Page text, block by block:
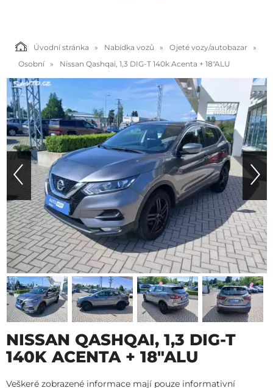
Úvodní stránka Nabídka vozů
Ojeté vozy/autobazar
Osobní
Nissan Qashqai, 1,3 DIG-T 140k Acenta + 18"ALU
NISSAN QASHQAI, 1,3 DIG-T
140K ACENTA + 18"ALU
Veškeré zobrazené informace mají pouze informativní